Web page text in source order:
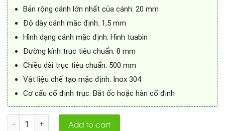
Bản rộng cánh lớn nhất của cánh: 20 mm
Độ dày cánh mặc định: 1,5 mm
Hình dạng cánh mặc định: Hình tuabin
Đường kính trục tiêu chuẩn: 8 mm
Chiều dài trục tiêu chuẩn: 500 mm
Vật liệu chế tạo mặc định: Inox 304
Cơ cấu cố định trục: Bắt ốc hoặc hàn cố định
Quantity Add to cart